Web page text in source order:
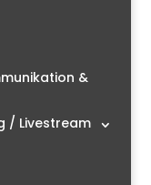
&
/ Livestream